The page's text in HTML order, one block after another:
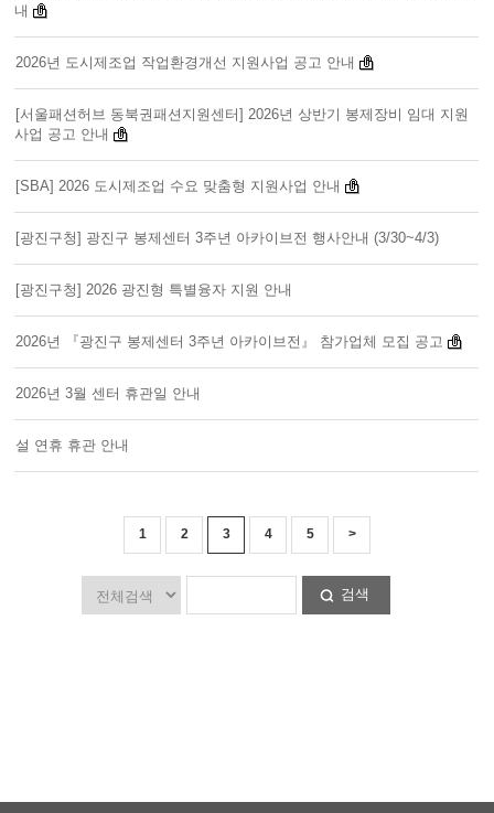
내
2026년 도시제조업 작업환경개선 지원사업 공고 안내
[서울패션허브 동북권패션지원센터] 2026년 상반기 봉제장비 임대 지원
사업 공고 안내
[SBA] 2026 도시제조업 수요 맞춤형 지원사업 안내
[광진구청] 광진구 봉제센터 3주년 아카이브전 행사안내 (3/30~4/3)
[광진구청] 2026 광진형 특별융자 지원 안내
2026년 『광진구 봉제센터 3주년 아카이브전』 참가업체 모집 공고
2026년 3월 센터 휴관일 안내
설 연휴 휴관 안내
1 2 3 4 5 >
검색